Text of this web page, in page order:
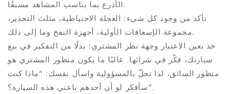
الأذرع بما يناسب المشاهد مسبقًا.
تأكد من وجود كل شيء: العجلة الاحتياطية، مثلث التحذير،
مجموعة الإسعافات الأولية، أجهزة النفخ وما إلى ذلك.
خذ بعين الاعتبار وجهة نظر المشتري: بدلًا من التفكير في بيع
سيارتك، فكّر في شرائها. غالبًا ما يكون منظور المشتري هو
منظور السائق، لذا تحلّ بالمسؤولية واسأل نفسك: "ماذا كنت
سأفكر لو أن أحدهم باعني هذه السيارة؟".